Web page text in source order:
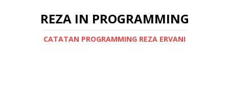
REZA IN PROGRAMMING
CATATAN PROGRAMMING REZA ERVANI